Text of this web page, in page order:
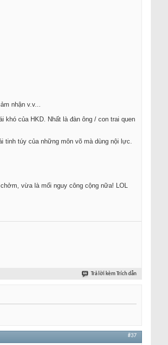
nhận v.v...
của HKD. Nhất là đàn ông / con trai quen
tinh túy của những môn võ mà dùng nội lực.
vừa là mối nguy công cộng nữa! LOL
Trả lời kèm Trích dẫn
#37